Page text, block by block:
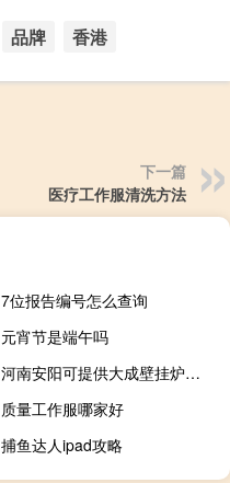
品牌 香港
下一篇
医疗工作服清洗方法
7位报告编号怎么查询
元宵节是端午吗
河南安阳可提供大成壁挂炉维修服务地址在哪
质量工作服哪家好
捕鱼达人ipad攻略